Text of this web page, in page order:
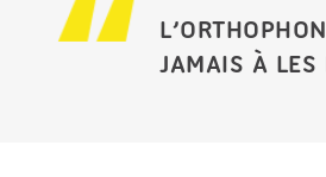
JAMAIS À LES